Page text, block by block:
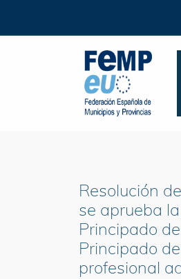
Resolución
se aprueba
Principado
Principado
profesional